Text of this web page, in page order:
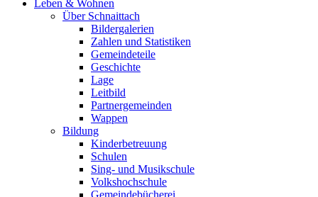
Leben & Wohnen
Über Schnaittach
Bildergalerien
Zahlen und Statistiken
Gemeindeteile
Geschichte
Lage
Leitbild
Partnergemeinden
Wappen
Bildung
Kinderbetreuung
Schulen
Sing- und Musikschule
Volkshochschule
Gemeindebücherei